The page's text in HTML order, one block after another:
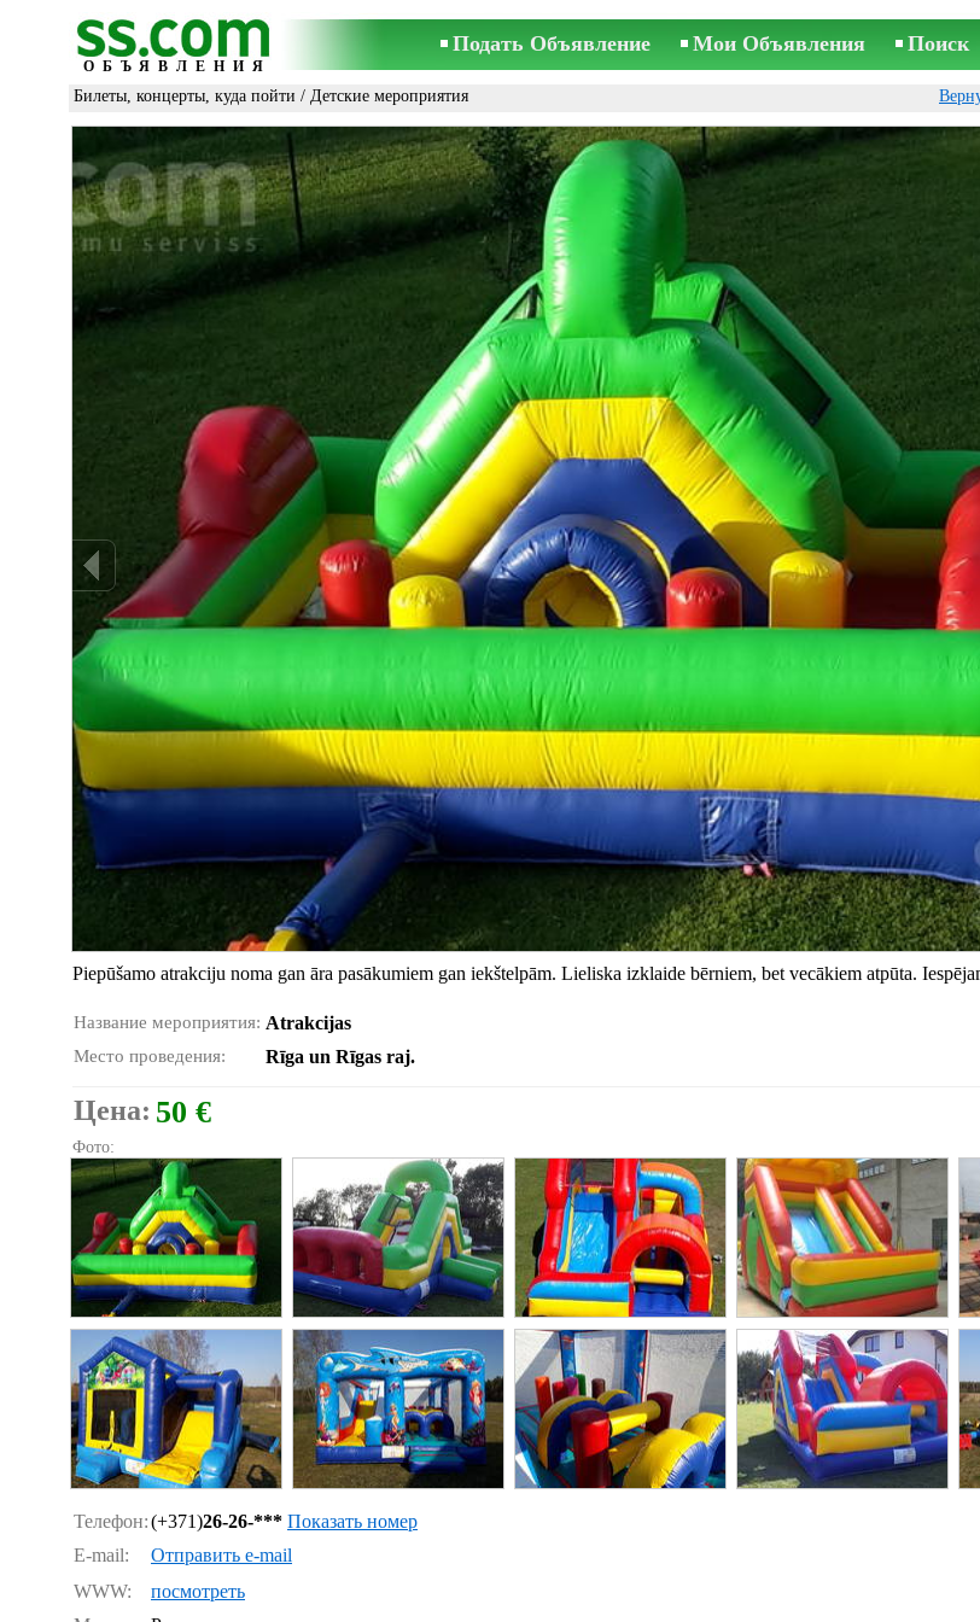
ОБЪЯВЛЕНИЯ
Подать Объявление Мои Объявления Поиск
Билеты, концерты, куда пойти / Детские мероприятия
Piepūšamo atrakciju noma gan āra pasākumiem gan iekštelpām. Lieliska izklaide bērniem, bet vecākiem atpūta.
Название мероприятия: Atrakcijas
Место проведения: Rīga un Rīgas raj.
Цена: 50 €
Фото:
Телефон:(+371)26-26-*** Показать номер
E-mail:
Отправить e-mail
WWW:
посмотреть